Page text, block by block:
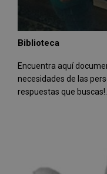
Biblioteca
Encuentra aquí
necesidades de las
respuestas que buscas!.